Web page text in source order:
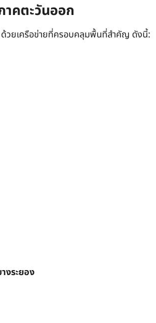
คตะวันออก
ด้วยเครือข่ายที่ครอบคลุมพื้นที่สำคัญ ดังนี้:
งระยอง